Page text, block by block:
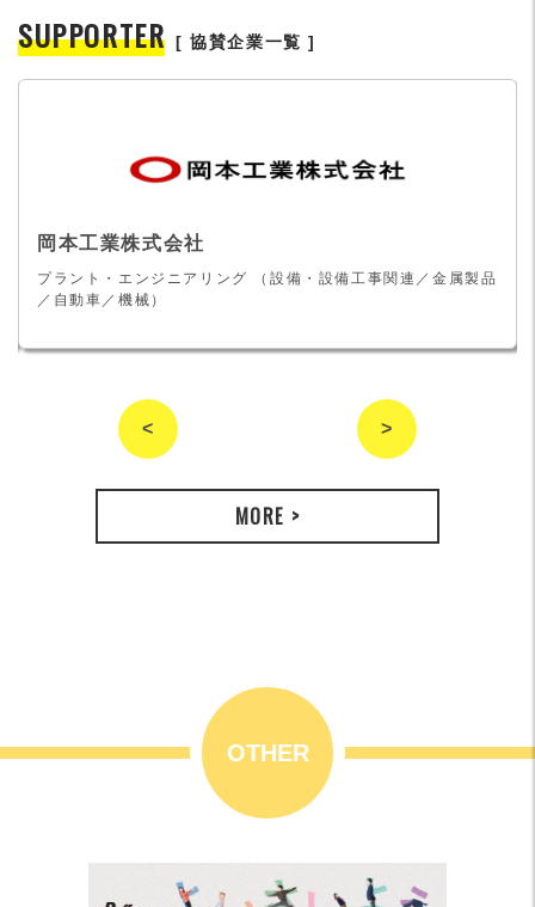
SUPPORTER [ 協賛企業一覧 ]
<
岡本工業株式会社
プラント・エンジニアリング （設備・設備工事関連／金属製品
／自動車／機械）
>
MORE >
OTHER